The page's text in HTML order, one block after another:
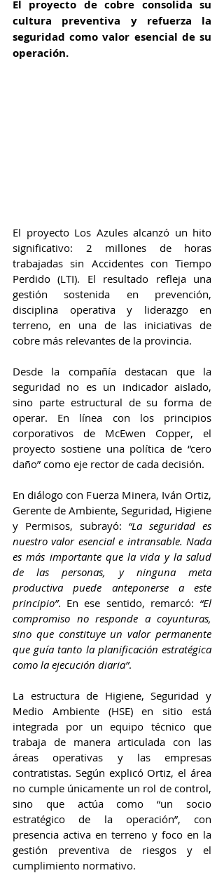
El proyecto de cobre consolida su
cultura preventiva y refuerza la
seguridad como valor esencial de su
operación.
El proyecto Los Azules alcanzó un hito
significativo: 2 millones de horas
trabajadas sin Accidentes con Tiempo
Perdido (LTI). El resultado refleja una
gestión sostenida en prevención,
disciplina operativa y liderazgo en
terreno, en una de las iniciativas de
cobre más relevantes de la provincia.
Desde la compañía destacan que la
seguridad no es un indicador aislado,
sino parte estructural de su forma de
operar. En línea con los principios
corporativos de McEwen Copper, el
proyecto sostiene una política de “cero
daño” como eje rector de cada decisión.
En diálogo con Fuerza Minera, Iván Ortiz,
Gerente de Ambiente, Seguridad, Higiene
y Permisos, subrayó: “La seguridad es
nuestro valor esencial e intransable. Nada
es más importante que la vida y la salud
de las personas, y ninguna meta
productiva puede anteponerse a este
principio”. En ese sentido, remarcó: “El
compromiso no responde a coyunturas,
sino que constituye un valor permanente
que guía tanto la planificación estratégica
como la ejecución diaria”.
La estructura de Higiene, Seguridad y
Medio Ambiente (HSE) en sitio está
integrada por un equipo técnico que
trabaja de manera articulada con las
áreas operativas y las empresas
contratistas. Según explicó Ortiz, el área
no cumple únicamente un rol de control,
sino que actúa como “un socio
estratégico de la operación”, con
presencia activa en terreno y foco en la
gestión preventiva de riesgos y el
cumplimiento normativo.